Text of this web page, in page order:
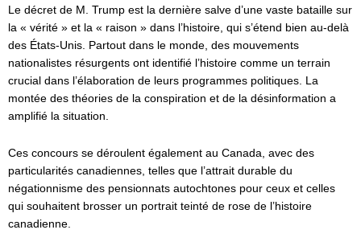
Le décret de M. Trump est la dernière salve d’une vaste bataille sur
la « vérité » et la « raison » dans l’histoire, qui s’étend bien au-delà
des États-Unis. Partout dans le monde, des mouvements
nationalistes résurgents ont identifié l’histoire comme un terrain
crucial dans l’élaboration de leurs programmes politiques. La
montée des théories de la conspiration et de la désinformation a
amplifié la situation.
Ces concours se déroulent également au Canada, avec des
particularités canadiennes, telles que l’attrait durable du
négationnisme des pensionnats autochtones pour ceux et celles
qui souhaitent brosser un portrait teinté de rose de l’histoire
canadienne.